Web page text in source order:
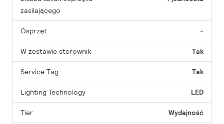
zasilającego
Osprzęt -
W zestawie sterownik Tak
Service Tag Tak
Lighting Technology LED
Tier Wydajność